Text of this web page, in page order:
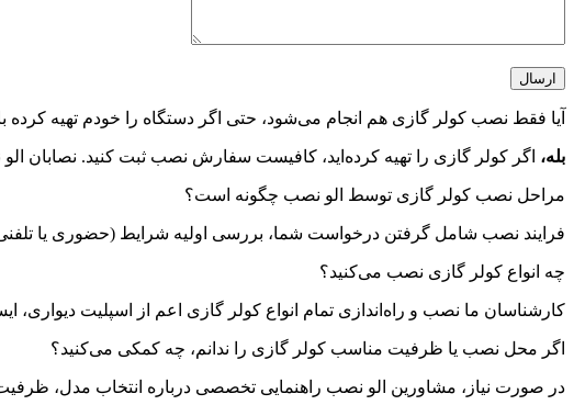
آیا فقط نصب کولر گازی هم انجام می‌شود، حتی اگر دستگاه را خودم تهیه کرده
بله، اگر کولر گازی را تهیه کرده‌اید، کافیست سفارش نصب ثبت کنید. نصابان
مراحل نصب کولر گازی توسط الو نصب چگونه است؟
فرایند نصب شامل گرفتن درخواست شما، بررسی اولیه شرایط (حضوری یا
چه انواع کولر گازی نصب می‌کنید؟
کارشناسان ما نصب و راه‌اندازی تمام انواع کولر گازی اعم از اسپلیت دیواری،
اگر محل نصب یا ظرفیت مناسب کولر گازی را ندانم، چه کمکی می‌کنید؟
در صورت نیاز، مشاورین الو نصب راهنمایی تخصصی درباره انتخاب مدل،